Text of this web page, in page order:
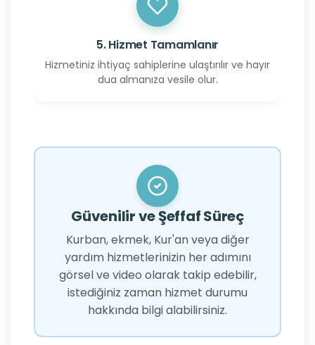
5. Hizmet Tamamlanır
Hizmetiniz ihtiyaç sahiplerine ulaştırılır ve hayır
dua almanıza vesile olur.
Güvenilir ve Şeffaf Süreç
Kurban, ekmek, Kur'an veya diğer
yardım hizmetlerinizin her adımını
görsel ve video olarak takip edebilir,
istediğiniz zaman hizmet durumu
hakkında bilgi alabilirsiniz.